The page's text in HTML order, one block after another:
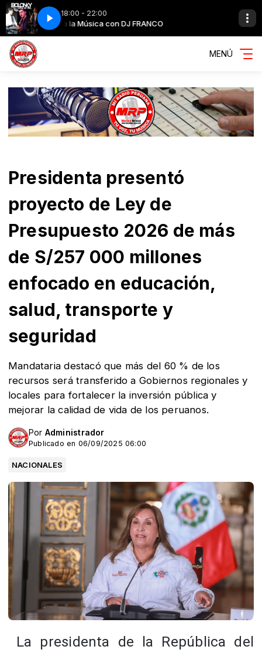
18:00 - 22:00
Toda la Música con DJ FRANCO Toda la
Los abuelos de la nada-Mil horas Los abuelos
MENÚ
Presidenta presentó
proyecto de Ley de
Presupuesto 2026 de más
de S/257 000 millones
enfocado en educación,
salud, transporte y
seguridad
Mandataria destacó que más del 60 % de los
recursos será transferido a Gobiernos regionales y
locales para fortalecer la inversión pública y
mejorar la calidad de vida de los peruanos.
Por Administrador
Publicado en 06/09/2025 06:00
NACIONALES
La presidenta de la República del